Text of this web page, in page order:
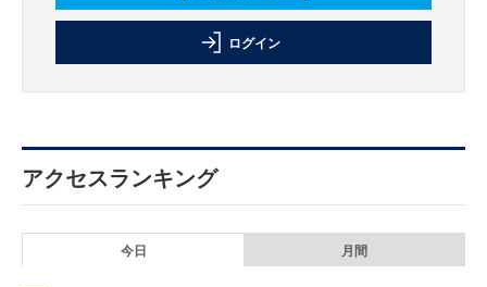
ログイン
アクセスランキング
今日 月間